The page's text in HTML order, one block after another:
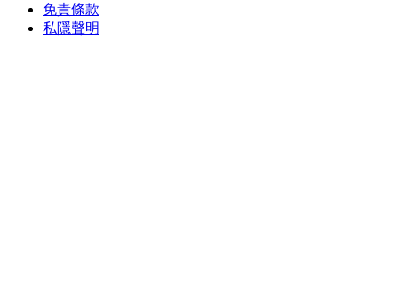
免責條款
私隱聲明